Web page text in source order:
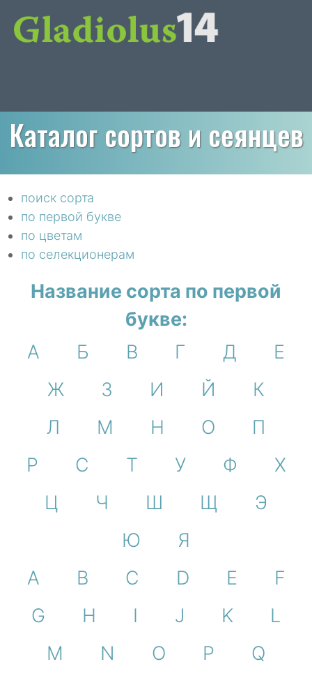
Каталог сортов и сеянцев
поиск сорта
по первой букве
по цветам
по селекционерам
Название сорта по первой
букве:
А
Б В Г Д
Е
Ж
З И Й
К
Л
М Н О
П
Р
С Т У Ф
Х
Ц
Ч Ш Щ
Э
Ю
Я
A
B C D E
F
G
H I J K
L
M
N O P
Q